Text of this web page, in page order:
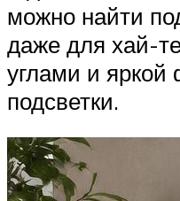
можно найти
даже для хай-
углами и
подсветки.